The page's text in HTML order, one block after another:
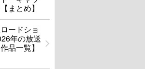
まとめ】
ロードショ
年の放送
品一覧】